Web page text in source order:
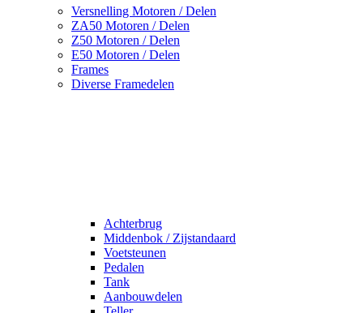
Versnelling Motoren / Delen
ZA50 Motoren / Delen
Z50 Motoren / Delen
E50 Motoren / Delen
Frames
Diverse Framedelen
Achterbrug
Middenbok / Zijstandaard
Voetsteunen
Pedalen
Tank
Aanbouwdelen